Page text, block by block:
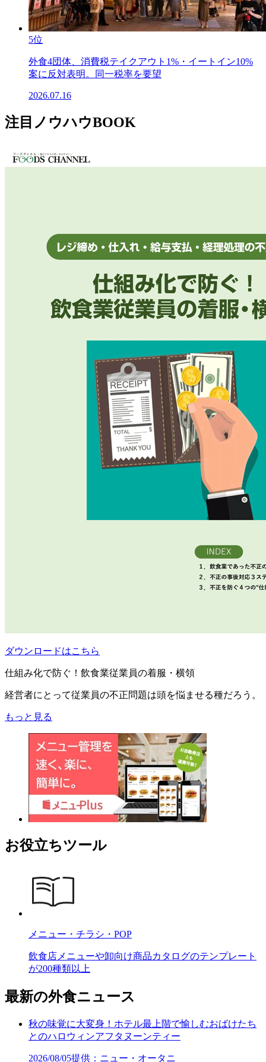
5位
外食4団体、消費税テイクアウト1%・イートイン10%
案に反対表明。同一税率を要望
2026.07.16
注目ノウハウBOOK
ダウンロードはこちら
仕組み化で防ぐ！飲食業従業員の着服・横領
経営者にとって従業員の不正問題は頭を悩ませる種だろう。
もっと見る
お役立ちツール
メニュー・チラシ・POP
飲食店メニューや卸向け商品カタログのテンプレート
が200種類以上
最新の外食ニュース
秋の味覚に大変身！ホテル最上階で愉しむおばけたち
とのハロウィンアフタヌーンティー
2026/08/05提供：ニュー・オータニ